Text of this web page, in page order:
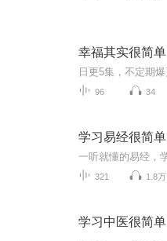
幸福其实很简单
96 34
学习易经很简单
321 1.8万
学习中医很简单